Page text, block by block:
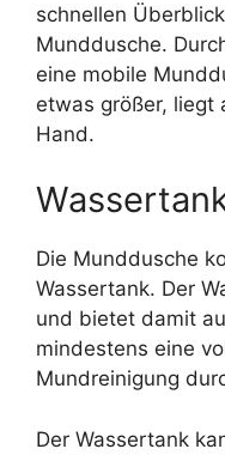
schnellen
Munddusche.
eine mobile
etwas größer, liegt
Hand.
Die Munddusche
Wassertank. Der
und bietet damit
mindestens eine
Mundreinigung
Der Wassertank